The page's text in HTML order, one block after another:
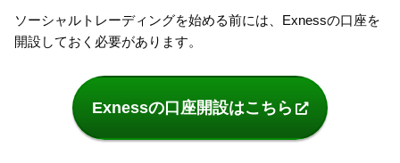
ソーシャルトレーディングを始める前には、Exnessの口座を
開設しておく必要があります。
Exnessの口座開設はこちら